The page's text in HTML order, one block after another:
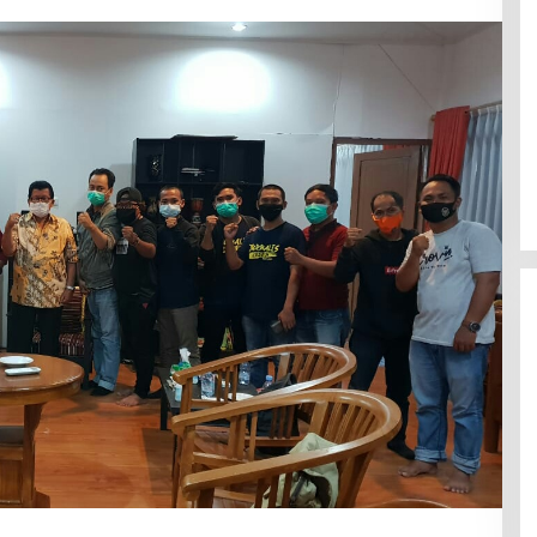
Efektif Cegah Kemacetan BBM,
Pos Pantau Polresta Mamuju
Amankan Jalur SPBU Kali Mamuju